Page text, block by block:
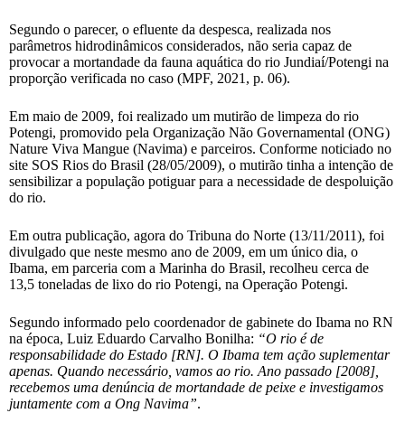
Segundo o parecer, o efluente da despesca, realizada nos
parâmetros hidrodinâmicos considerados, não seria capaz de
provocar a mortandade da fauna aquática do rio Jundiaí/Potengi na
proporção verificada no caso (MPF, 2021, p. 06).
Em maio de 2009, foi realizado um mutirão de limpeza do rio
Potengi, promovido pela Organização Não Governamental (ONG)
Nature Viva Mangue (Navima) e parceiros. Conforme noticiado no
site SOS Rios do Brasil (28/05/2009), o mutirão tinha a intenção de
sensibilizar a população potiguar para a necessidade de despoluição
do rio.
Em outra publicação, agora do Tribuna do Norte (13/11/2011), foi
divulgado que neste mesmo ano de 2009, em um único dia, o
Ibama, em parceria com a Marinha do Brasil, recolheu cerca de
13,5 toneladas de lixo do rio Potengi, na Operação Potengi.
Segundo informado pelo coordenador de gabinete do Ibama no RN
na época, Luiz Eduardo Carvalho Bonilha: “O rio é de
responsabilidade do Estado [RN]. O Ibama tem ação suplementar
apenas. Quando necessário, vamos ao rio. Ano passado [2008],
recebemos uma denúncia de mortandade de peixe e investigamos
juntamente com a Ong Navima”.